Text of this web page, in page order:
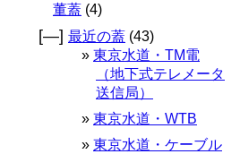
董蓋 (4)
[—] 最近の蓋 (43)
東京水道・TM電
（地下式テレメータ
送信局）
東京水道・WTB
東京水道・ケーブル